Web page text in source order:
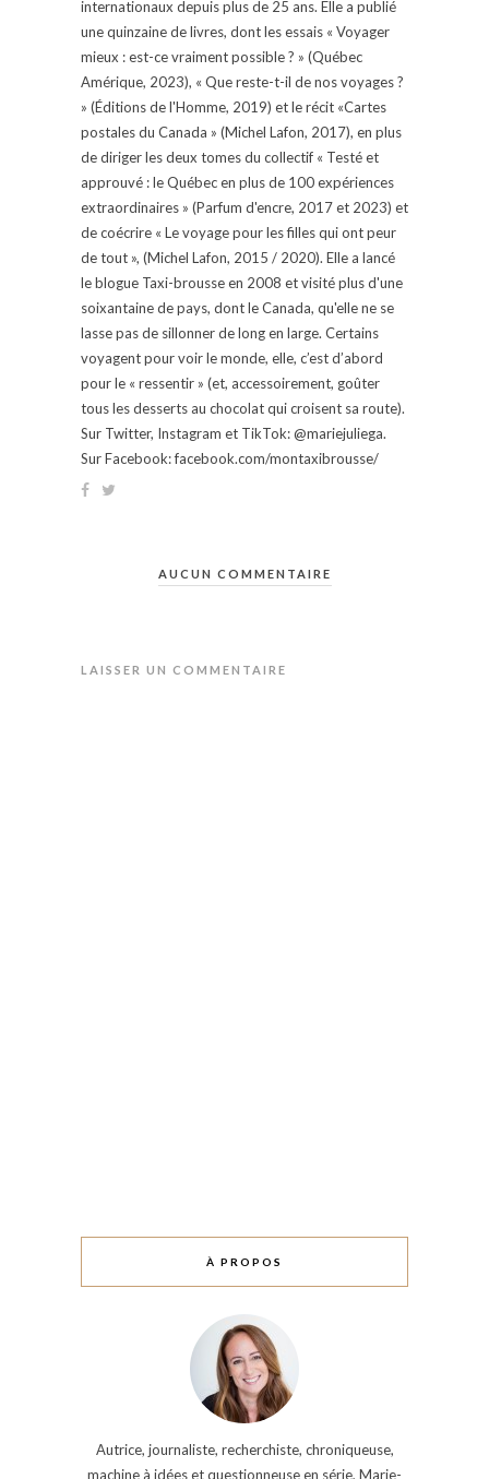
internationaux depuis plus de 25 ans. Elle a publié
une quinzaine de livres, dont les essais « Voyager
mieux : est-ce vraiment possible ? » (Québec
Amérique, 2023), « Que reste-t-il de nos voyages ?
» (Éditions de l'Homme, 2019) et le récit «Cartes
postales du Canada » (Michel Lafon, 2017), en plus
de diriger les deux tomes du collectif « Testé et
approuvé : le Québec en plus de 100 expériences
extraordinaires » (Parfum d'encre, 2017 et 2023) et
de coécrire « Le voyage pour les filles qui ont peur
de tout », (Michel Lafon, 2015 / 2020). Elle a lancé
le blogue Taxi-brousse en 2008 et visité plus d'une
soixantaine de pays, dont le Canada, qu'elle ne se
lasse pas de sillonner de long en large. Certains
voyagent pour voir le monde, elle, c’est d’abord
pour le « ressentir » (et, accessoirement, goûter
tous les desserts au chocolat qui croisent sa route).
Sur Twitter, Instagram et TikTok: @mariejuliega.
Sur Facebook: facebook.com/montaxibrousse/
AUCUN COMMENTAIRE
LAISSER UN COMMENTAIRE
À PROPOS
Autrice, journaliste, recherchiste, chroniqueuse,
machine à idées et questionneuse en série, Marie-